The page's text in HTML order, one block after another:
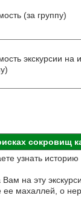
(за группу)
экскурсии на
сокровищ
узнать
Вам на эту
ее махаллей, о